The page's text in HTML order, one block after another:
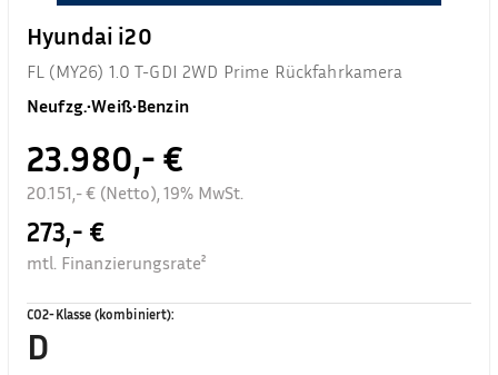
Hyundai i20
FL (MY26) 1.0 T-GDI 2WD Prime Rückfahrkamera
Neufzg.•Weiß•Benzin
23.980,- €
20.151,- € (Netto), 19% MwSt.
273,- €
mtl. Finanzierungsrate²
CO2-Klasse (kombiniert):
D